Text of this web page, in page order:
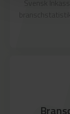
Svensk